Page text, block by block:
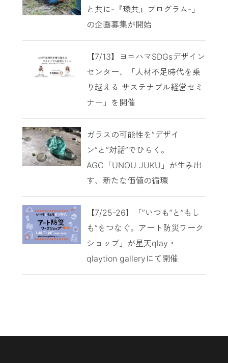
と共に-『環共』プログラム-」
の企画募集が開始
【7/13】ヨコハマSDGsデザイン
センター、「人材不足時代を乗
り越える サステナブル経営セミ
ナー」を開催
ガラスの可能性を”デザイ
ン”と”対話”でひらく。
AGC「UNOU JUKU」が生み出
す、新たな価値の循環
【7/25-26】「”いつも”と”もし
も”をつなぐ。アート防災ワーク
ショップ」が星天qlay・
qlaytion galleryにて開催